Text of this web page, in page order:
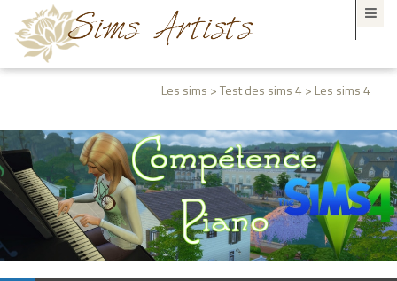
Les sims > Test des sims 4 > Les sims 4